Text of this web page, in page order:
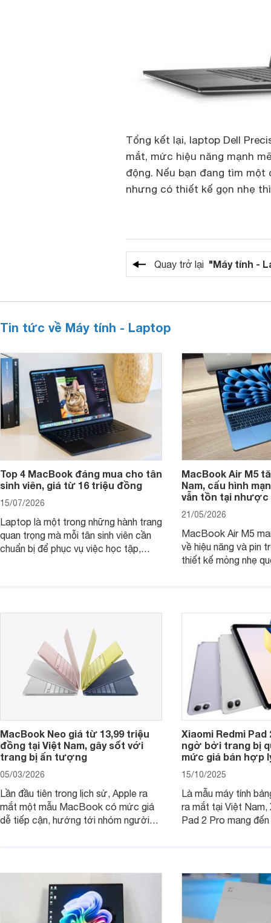
Tổng kết lại, laptop Dell
mắt, mức hiệu năng mạnh
động. Nếu bạn đang tìm
nhưng có thiết kế gọn nhẹ
Quay trở lại "Máy tính -
Tin tức về Máy tính - Laptop
Top 4 MacBook đáng mua cho tân
sinh viên, giá từ 16 triệu đồng
15/07/2026
Laptop là một trong những hành trang
quan trọng mà mỗi tân sinh viên cần
chuẩn bị để phục vụ việc học tập,
MacBook đáng cân nhắc dành cho
MacBook Air M5
Nam, cấu hình
vẫn tồn tại nhược
21/05/2026
MacBook Air M5
về hiệu năng và pin
thiết kế mỏng nhẹ
MacBook Neo giá từ 13,99 triệu
đồng tại Việt Nam, gây sốt với
trang bị ấn tượng
05/03/2026
Lần đầu tiên trong lịch sử, Apple ra
mắt một mẫu MacBook có mức giá
dễ tiếp cận, hướng tới nhóm người
hút sự quan tâm lớn từ thị trường.
Xiaomi Redmi Pad
ngờ bởi trang bị
mức giá bán hợp
15/10/2025
Là mẫu máy tính
ra mắt tại Việt Nam,
Pad 2 Pro mang